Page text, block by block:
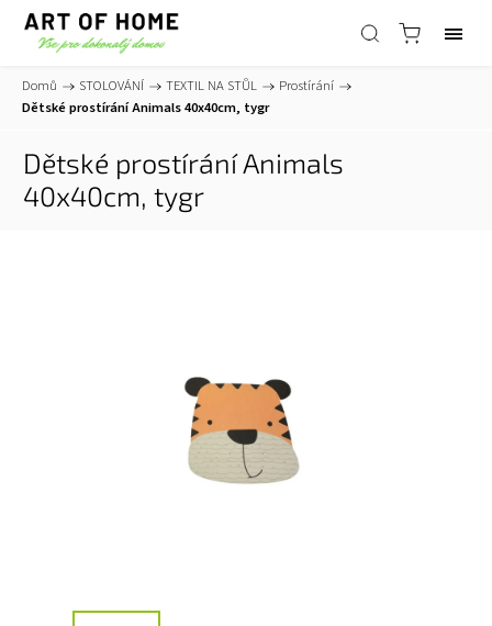
Domů / STOLOVÁNÍ / TEXTIL NA STŮL / Prostírání /
Dětské prostírání Animals 40x40cm, tygr
Dětské prostírání Animals
40x40cm, tygr